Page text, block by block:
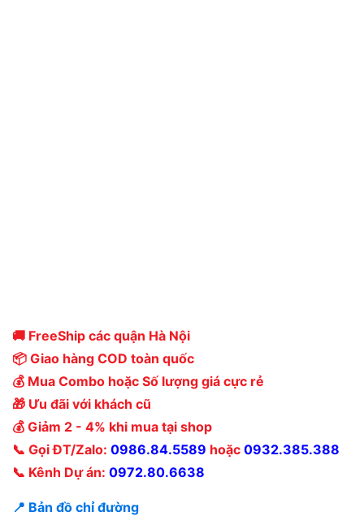
🚚 FreeShip các quận Hà Nội
📦 Giao hàng COD toàn quốc
💰 Mua Combo hoặc Số lượng giá cực rẻ
🎁 Ưu đãi với khách cũ
💰 Giảm 2 - 4% khi mua tại shop
📞 Gọi ĐT/Zalo: 0986.84.5589 hoặc 0932.385.388
📞 Kênh Dự án: 0972.80.6638
📍 Bản đồ chỉ đường